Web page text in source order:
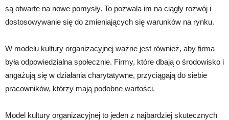
są otwarte na nowe pomysły. To pozwala im na ciągły rozwój i
dostosowywanie się do zmieniających się warunków na rynku.
W modelu kultury organizacyjnej ważne jest również, aby firma
była odpowiedzialna społecznie. Firmy, które dbają o środowisko i
angażują się w działania charytatywne, przyciągają do siebie
pracowników, którzy mają podobne wartości.
Model kultury organizacyjnej to jeden z najbardziej skutecznych